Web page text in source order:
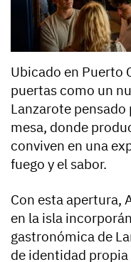
Ubicado en Puerto
puertas como un
Lanzarote
mesa, donde
conviven en una
fuego y el sabor.
Con esta apertura,
en la isla
gastronómica de
de identidad propia